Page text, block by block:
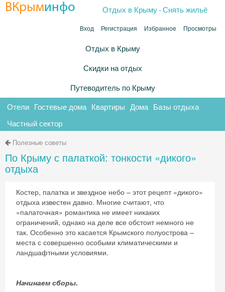
ВКрыминфо Отдых в Крыму .Снять жильё
Вход Регистрация Избранное Просмотры
Отдых в Крыму
Скидки на отдых
Путеводитель по Крыму
Отели Гостевые дома Квартиры Дома Базы отдыха
Частный сектор
Полезные советы
По Крыму с палаткой: тонкости «дикого»
отдыха
Костер, палатка и звездное небо – этот рецепт «дикого»
отдыха известен давно. Многие считают, что
«палаточная» романтика не имеет никаких
ограничений, однако на деле все обстоит немного не
так. Особенно это касается Крымского полуострова –
места с совершенно особыми климатическими и
ландшафтными условиями.
Начинаем сборы.